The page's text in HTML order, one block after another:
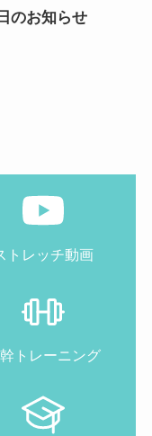
のお知らせ
トレッチ動画
トレーニング